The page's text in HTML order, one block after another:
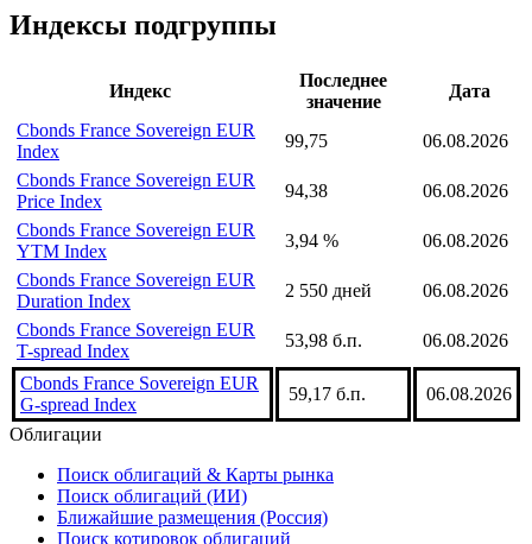
для Excel с помощью формулы
Индексы подгруппы
Индекс
значение
Cbonds France Sovereign EUR
Index
Cbonds France Sovereign EUR
Price Index
Cbonds France Sovereign EUR
YTM Index
Cbonds France Sovereign EUR
Duration Index
2 550 дней
06.08.2026
Cbonds France Sovereign EUR
T-spread Index
53,98 б.п. 06.08.2026
Cbonds France Sovereign EUR
G-spread Index
59,17 б.п.
Облигации